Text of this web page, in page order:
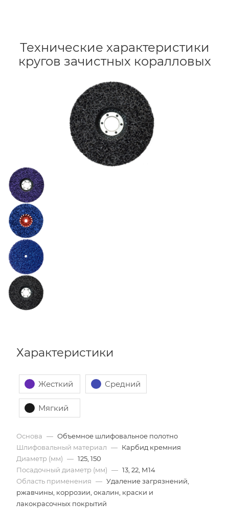
Технические характеристики
кругов зачистных коралловых
Характеристики
Жесткий Средний
Мягкий
Основа — Объемное шлифовальное полотно
Шлифовальный материал — Карбид кремния
Диаметр (мм) — 125, 150
Посадочный диаметр (мм) — 13, 22, М14
Область применения — Удаление загрязнений,
ржавчины, коррозии, окалин, краски и
лакокрасочных покрытий